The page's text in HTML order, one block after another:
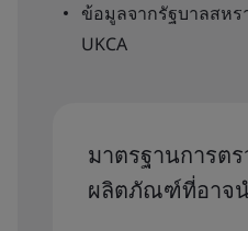
ข้อมูลจากรัฐบาลสห
UKCA
มาตรฐานการต
ผลิตภัณฑ์ที่อาจ